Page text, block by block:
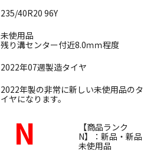
235/40R20 96Y
未使用品
残り溝センター付近8.0ｍｍ程度
2022年07週製造タイヤ
2022年製の非常に新しい未使用品のタ
イヤになります。
N
【商品ランク
N】：新品・新品
未使用品